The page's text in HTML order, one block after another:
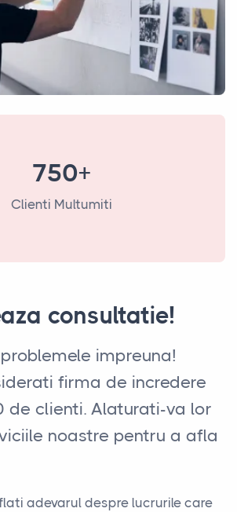
750+
Clienti Multumiti
consultatie!
impreuna!
firma de incredere
de clienti. Alaturati-va lor
noastre pentru a afla
adevarul despre lucrurile care